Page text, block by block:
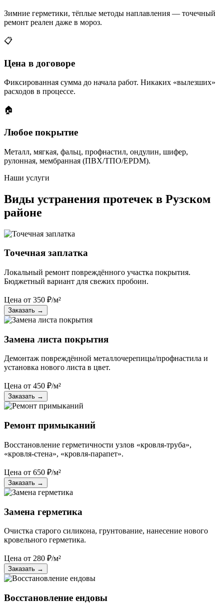
Зимние герметики, тёплые методы наплавления — точечный
ремонт реален даже в мороз.
📋
Цена в договоре
Фиксированная сумма до начала работ. Никаких «вылезших»
расходов в процессе.
🏠
Любое покрытие
Металл, мягкая, фальц, профнастил, ондулин, шифер,
рулонная, мембранная (ПВХ/ТПО/EPDM).
Наши услуги
Виды устранения протечек в Рузском
районе
Точечная заплатка
Локальный ремонт повреждённого участка покрытия.
Бюджетный вариант для свежих пробоин.
Цена от 350 ₽/м²
Заказать →
Замена листа покрытия
Демонтаж повреждённой металлочерепицы/профнастила и
установка нового листа в цвет.
Цена от 450 ₽/м²
Заказать →
Ремонт примыканий
Восстановление герметичности узлов «кровля-труба»,
«кровля-стена», «кровля-парапет».
Цена от 650 ₽/м²
Заказать →
Замена герметика
Очистка старого силикона, грунтование, нанесение нового
кровельного герметика.
Цена от 280 ₽/м²
Заказать →
Восстановление ендовы